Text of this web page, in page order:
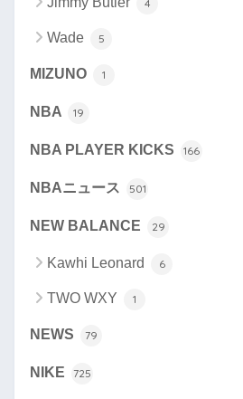
4
Wade 5
MIZUNO 1
NBA 19
NBA PLAYER KICKS 166
NBAニュース 501
NEW BALANCE 29
Kawhi Leonard 6
TWO WXY 1
NEWS 79
NIKE 725